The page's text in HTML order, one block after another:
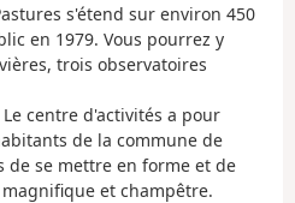
s'étend sur environ 450
en 1979. Vous pourrez y
trois observatoires
centre d'activités a pour
de la commune de
de se mettre en forme et de
et champêtre.